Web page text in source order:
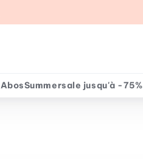
AbosSummersale jusqu'à -75%